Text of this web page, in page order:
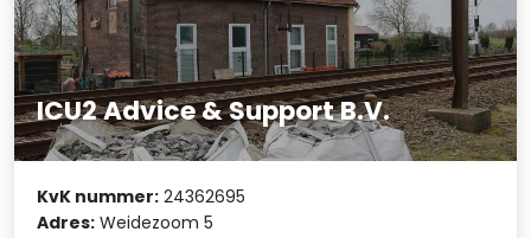
ICU2 Advice & Support B.V.
KvK nummer: 24362695
Adres: Weidezoom 5